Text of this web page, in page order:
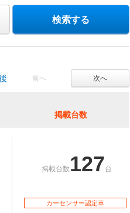
検索する
前へ 次へ
掲載台数
掲載台数 127台
カーセンサー認定車